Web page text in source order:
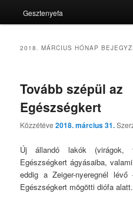
Gesztenyefa
2018. MÁRCIUS HÓNAP
Tovább szépül az
Egészségkert
Közzétéve2018. március 31.
Új állandó lakók (virágok,
Egészségkert ágyásaiba,
eddig a Zeiger-nyeregnél
Egészségkert mögötti diófa alatt.